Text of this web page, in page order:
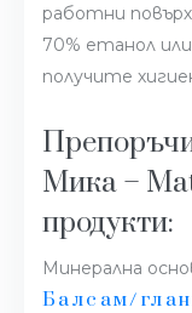
работни
70% етанол или
получите
Мика –
продукти:
Минерална
Балсам/